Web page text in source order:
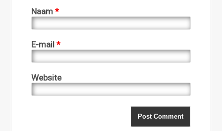
Naam*
E-mail*
Website